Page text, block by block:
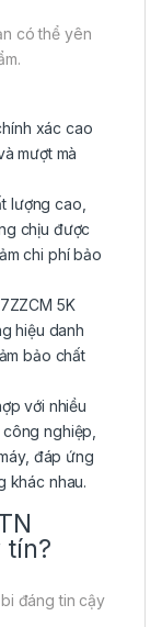
có thể yên
xác cao
mượt mà
lượng cao,
chịu được
chi phí bảo
5K
hiệu danh
bảo chất
với nhiều
nghiệp,
đáp ứng
khác nhau.
tín?
đáng tin cậy